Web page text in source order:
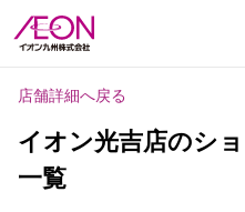
店舗詳細へ戻る
イオン光吉店のシ
一覧